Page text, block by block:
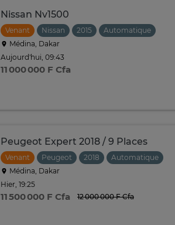
Nissan Nv1500
Venant Nissan 2015
Automatique
Médina, Dakar
Aujourd'hui, 09:43
11 000 000 F Cfa
Peugeot Expert 2018 / 9 Places
Venant Peugeot 2018
Automatique
Médina, Dakar
Hier, 19:25
11 500 000 F Cfa 12 000 000 F Cfa